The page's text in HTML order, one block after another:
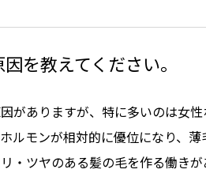
を教えてください。
がありますが、特に多いのは女
ルモンが相対的に優位になり、
・ツヤのある髪の毛を作る働き